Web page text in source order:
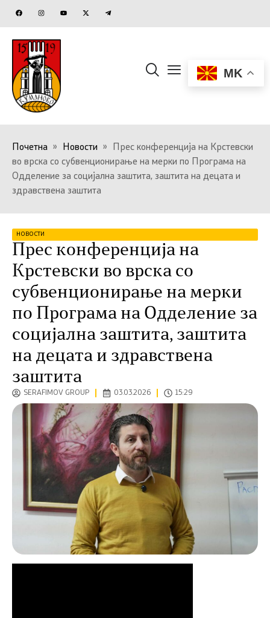
MK
Почетна » Новости »
Прес конференција на Крстевски
во врска со субвенционирање на мерки по Програма на
Одделение за социјална заштита, заштита на децата и
здравствена заштита
НОВОСТИ
Прес конференција на
Крстевски во врска со
субвенционирање на мерки
по Програма на Одделение за
социјална заштита, заштита
на децата и здравствена
заштита
SERAFIMOV GROUP 03.03.2026 15:29